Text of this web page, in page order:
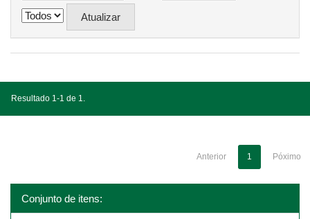
Resultado 1-1 de 1.
Anterior 1 Póximo
Conjunto de itens: